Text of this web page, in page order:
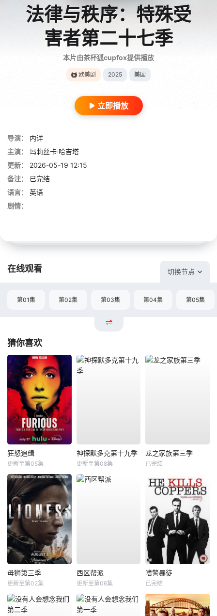
法律与秩序：特殊受
害者第二十七季
本片由茶杯狐cupfox提供播放
欧美剧 2025 美国
立即播放
导演：
内详
主演：
玛莉丝卡·哈吉塔
更新：
2026-05-19 12:15
备注：
已完结
语言：
英语
剧情：
在线观看 切换节点
第01集 第02集 第03集 第04集 第05集
猜你喜欢
狂怒追缉
更新至第05集
神探默多克第十九季
更新至第08集
龙之家族第三季
已完结
母狮第三季
更新至第02集
西区帮派
更新至第06集
嗜警暴徒
已完结